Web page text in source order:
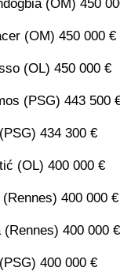
(OM) 450
(OM) 450 000 €
(OL) 450 000 €
(PSG) 443 500
434 300 €
(OL) 400 000 €
400 000 €
400 000 €
400 000 €